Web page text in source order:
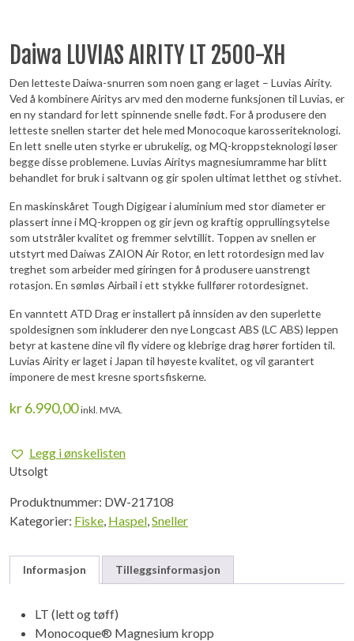
Daiwa LUVIAS AIRITY LT 2500-XH
Den letteste Daiwa-snurren som noen gang er laget – Luvias Airity.
Ved å kombinere Airitys arv med den moderne funksjonen til Luvias, er
en ny standard for lett spinnende snelle født. For å produsere den
letteste snellen starter det hele med Monocoque karosseriteknologi.
En lett snelle uten styrke er ubrukelig, og MQ-kroppsteknologi løser
begge disse problemene. Luvias Airitys magnesiumramme har blitt
behandlet for bruk i saltvann og gir spolen ultimat letthet og stivhet.
En maskinskåret Tough Digigear i aluminium med stor diameter er
plassert inne i MQ-kroppen og gir jevn og kraftig opprullingsytelse
som utstråler kvalitet og fremmer selvtillit. Toppen av snellen er
utstyrt med Daiwas ZAION Air Rotor, en lett rotordesign med lav
treghet som arbeider med giringen for å produsere uanstrengt
rotasjon. En sømløs Airbail i ett stykke fullfører rotordesignet.
En vanntett ATD Drag er installert på innsiden av den superlette
spoldesignen som inkluderer den nye Longcast ABS (LC ABS) leppen
betyr at kastene dine vil fly videre og klebrige drag hører fortiden til.
Luvias Airity er laget i Japan til høyeste kvalitet, og vil garantert
imponere de mest kresne sportsfiskerne.
kr6.990,00 inkl. MVA.
Legg i ønskelisten
Utsolgt
Produktnummer: DW-217108
Kategorier: Fiske, Haspel,Sneller
Informasjon Tilleggsinformasjon
LT (lett og tøff)
Monocoque® Magnesium kropp